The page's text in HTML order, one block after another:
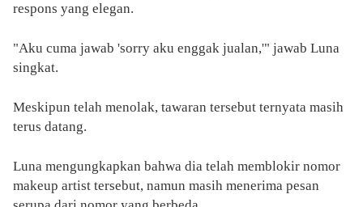
respons yang elegan.
"Aku cuma jawab 'sorry aku enggak jualan,'" jawab Luna
singkat.
Meskipun telah menolak, tawaran tersebut ternyata masih
terus datang.
Luna mengungkapkan bahwa dia telah memblokir nomor
makeup artist tersebut, namun masih menerima pesan